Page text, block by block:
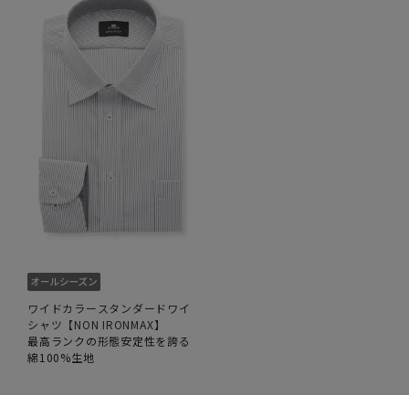
ワイドカラースタンダードワイ
シャツ【NON IRONMAX】
最高ランクの形態安定性を誇る
綿100%生地